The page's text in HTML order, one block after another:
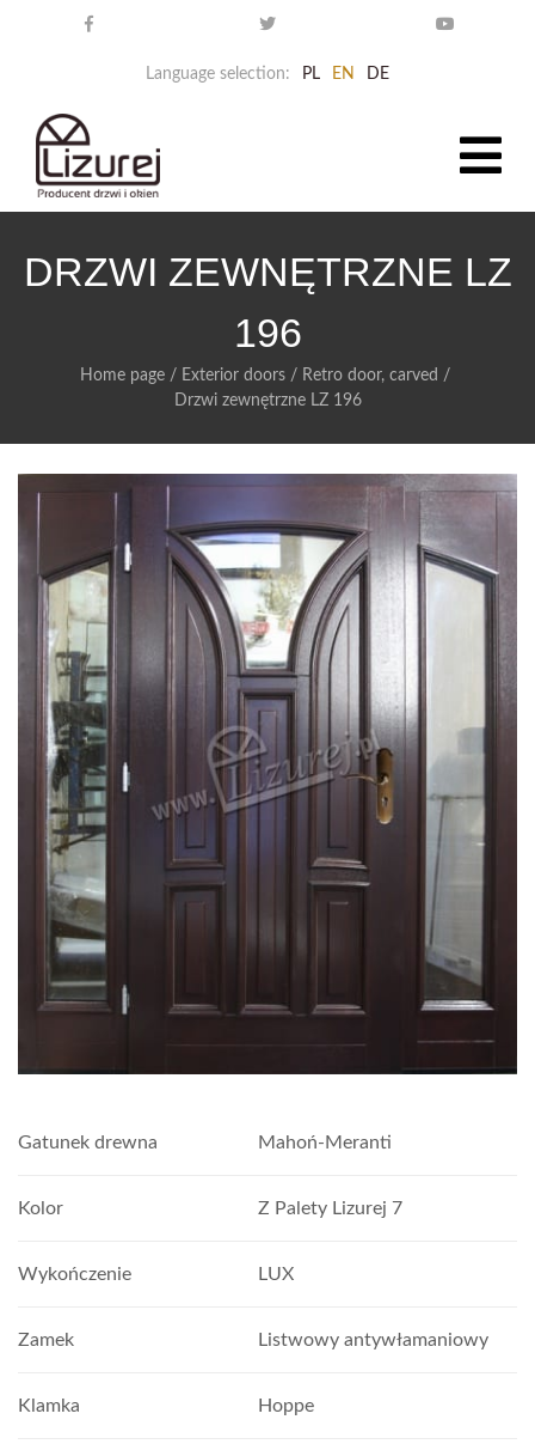
Language selection: PL EN DE
DRZWI ZEWNĘTRZNE LZ
196
Home page / Exterior doors / Retro door, carved /
Drzwi zewnętrzne LZ 196
Gatunek drewna Mahoń-Meranti
Kolor Z Palety Lizurej 7
Wykończenie LUX
Zamek Listwowy antywłamaniowy
Klamka Hoppe